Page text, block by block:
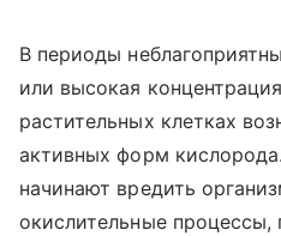
В периоды
или высокая
растительных клетках
активных форм
начинают вредить
окислительные